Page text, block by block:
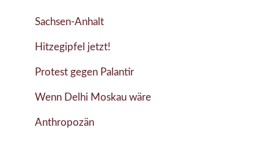
Sachsen-Anhalt
Hitzegipfel jetzt!
Protest gegen Palantir
Wenn Delhi Moskau wäre
Anthropozän